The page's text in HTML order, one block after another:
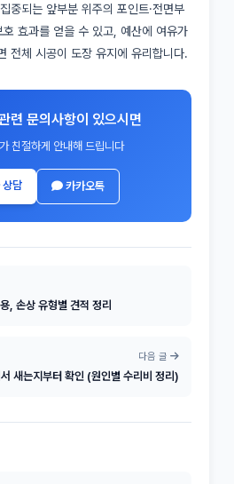
중되는 앞부분 위주의 포인트·전면부
효과를 얻을 수 있고, 예산에 여유가
전체 시공이 도장 유지에 유리합니다.
련 문의사항이 있으시면
친절하게 안내해 드립니다
담 카카오톡
, 손상 유형별 견적 정리
다음 글
새는지부터 확인 (원인별 수리비 정리)